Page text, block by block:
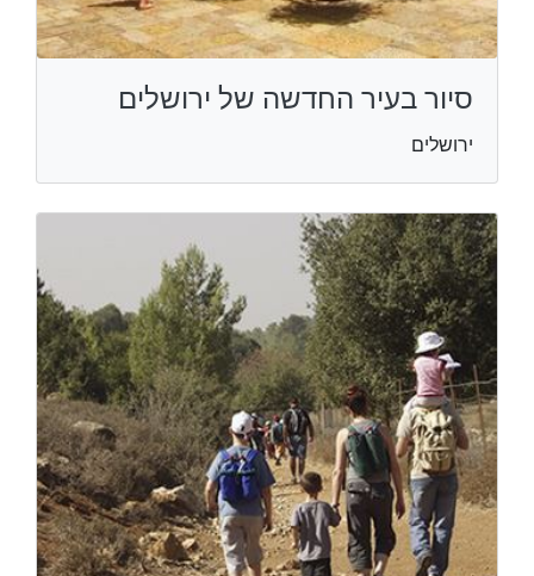
סיור בעיר החדשה של ירושלים
ירושלים